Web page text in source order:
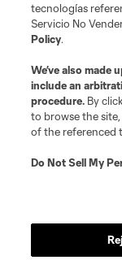
Términos de servicio
Cookies Settings
©2026 MLS. El
marcas registradas de
de los equipos de la
desautorizado está
tecnologías
Servicio No
Policy.
We’ve also made
include an
procedure. By
to browse the
of the referenced
Do Not Sell My